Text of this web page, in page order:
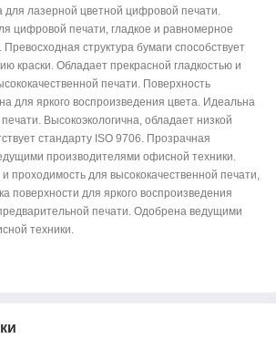
для лазерной цветной цифровой печати.
цифровой печати, гладкое и равномерное
структура бумаги способствует
краски. Обладает прекрасной гладкостью и
печати. Поверхность
для яркого воспроизведения цвета. Идеальна
Высокоэкологична, обладает низкой
стандарту ISO 9706. Прозрачная
производителями офисной техники.
проходимость для высококачественной печати,
поверхности для яркого воспроизведения
печати. Одобрена ведущими
техники.